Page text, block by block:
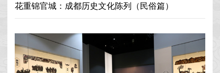
花重锦官城：成都历史文化陈列（民俗篇）